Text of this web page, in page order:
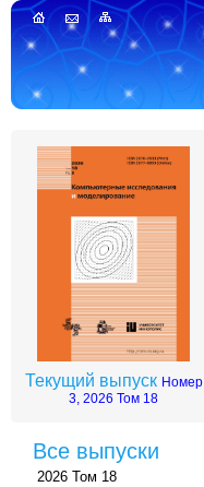
Текущий выпуск Номер
3, 2026 Том 18
Все выпуски
2026 Том 18